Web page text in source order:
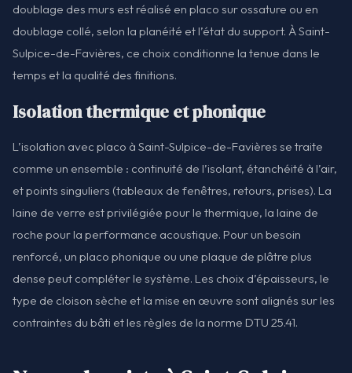
doublage des murs est réalisé en placo sur ossature ou en
doublage collé, selon la planéité et l’état du support. À Saint-
Sulpice-de-Favières, ce choix conditionne la tenue dans le
temps et la qualité des finitions.
Isolation thermique et phonique
L’isolation avec placo à Saint-Sulpice-de-Favières se traite
comme un ensemble : continuité de l’isolant, étanchéité à l’air,
et points singuliers (tableaux de fenêtres, retours, prises). La
laine de verre est privilégiée pour le thermique, la laine de
roche pour la performance acoustique. Pour un besoin
renforcé, un placo phonique ou une plaque de plâtre plus
dense peut compléter le système. Les choix d’épaisseurs, le
type de cloison sèche et la mise en œuvre sont alignés sur les
contraintes du bâti et les règles de la norme DTU 25.41.